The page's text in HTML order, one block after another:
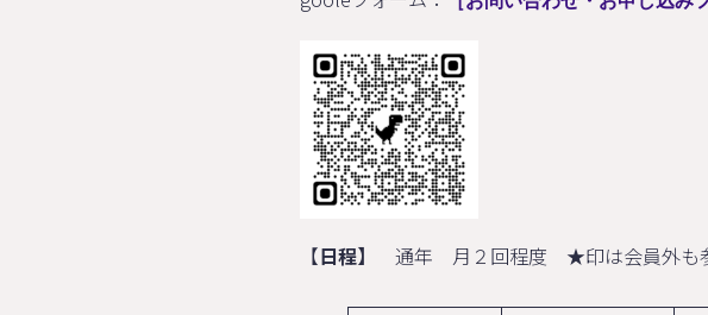
【日程】 通年 月２回程度 ★印は会員外も